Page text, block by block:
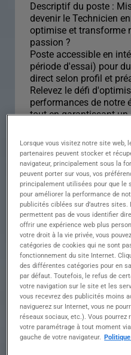
Descriptif du poste :
devenir le Technicien
optimise et transforme
passion ?
Poste accessible en
période d'essai) pour
direct selon profil et
Relevez le défi
performances de notre
tout en garantissant
• Réaliser et optimiser
selon les formats et
• Assurer la
de l'équipement en cas
• Gérer le suivi des
des pièces de rechange
• Contribuer à la
opérateurs pour
• Respecter
sécurité et les
de qualité, coûts et
Profil Formation et
un(e) Technicien(ne)
passionné(e) par
maintenance des
• Maîtrise des réglages
Lorsque vous visitez notre site web,
partenaires peuvent stocker et
navigateur, principalement sous la
peuvent porter sur vous, vos
principalement utilisées pour que le
pour améliorer la performance de
publicités ciblées sur d’autres sites.
permettent pas de vous identifier
offrir une expérience web plus
votre droit à la vie privée, vous
catégories de cookies qui ne sont
fonctionnement du site Internet.
des différentes catégories pour en
par défaut. Toutefois, le refus de
votre navigation sur le site et les
vous recevrez des publicités moins
naviguerez sur Internet, vous ne
réseaux sociaux, etc.). Vous
votre paramétrage à tout moment
gauche de votre navigateur.